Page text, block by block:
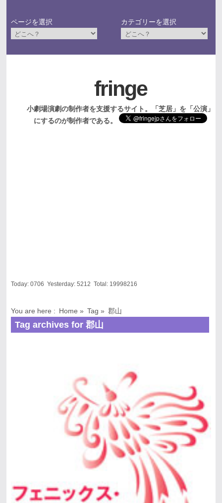
ページを選択 カテゴリーを選択
fringe
小劇場演劇の制作者を支援するサイト。「芝居」を「公演」
にするのが制作者である。
Today: 0706 Yesterday: 5212 Total: 19998216
You are here : Home » Tag » 郡山
Tag archives for 郡山